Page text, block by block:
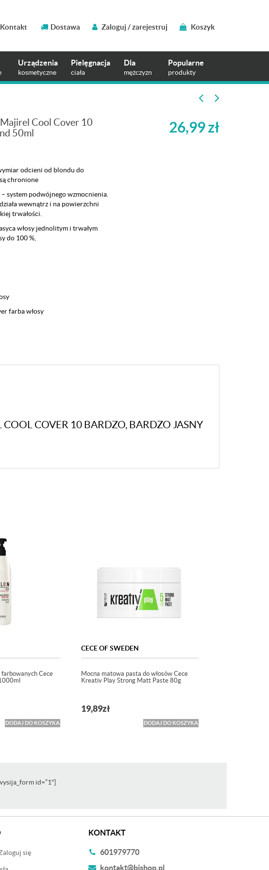
Kontakt Dostawa Zaloguj / zarejestruj Koszyk
Urządzenia
kosmetyczne
Pielęgnacja
ciała
Dla
mężczyzn
Popularne
produkty
Cool Cover 10
50ml
odcieni od blondu do
chronione
system podwójnego wzmocnienia.
wewnątrz i na powierzchni
trwałości.
włosy jednolitym i trwałym
do 100 %,
farba włosy
26,99zł
COVER 10 BARDZO, BARDZO JASNY
Cece
DODAJ DO KOSZYKA
CECE OF SWEDEN
Mocna matowa pasta do włosów Cece
Kreativ Play Strong Matt Paste 80g
19,89zł
DODAJ DO KOSZYKA
id=”1″]
się
KONTAKT
601979770
kontakt@bishop.pl